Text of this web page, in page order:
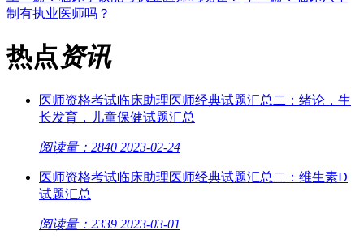
制有执业医师吗？
热点资讯
医师资格考试临床助理医师经典试题汇总二：绪论，生
长发育，儿童保健试题汇总
阅读量：2840 2023-02-24
医师资格考试临床助理医师经典试题汇总二：维生素D
试题汇总
阅读量：2339 2023-03-01